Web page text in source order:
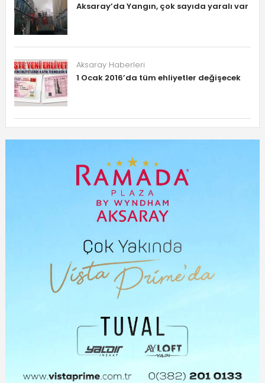
Aksaray’da Yangın, çok sayıda yaralı var
Aksaray Haberleri
1 Ocak 2016’da tüm ehliyetler değişecek